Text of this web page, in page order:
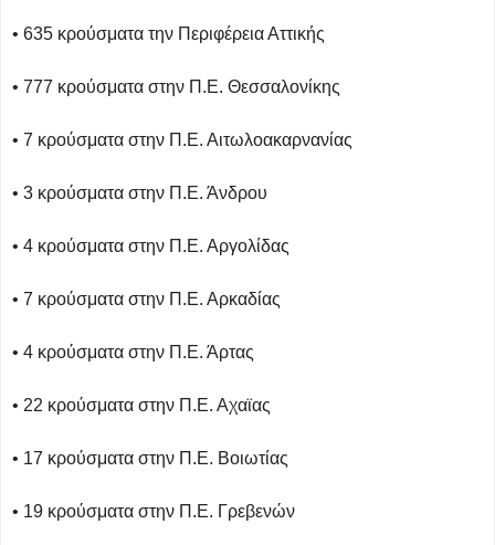
• 635 κρούσματα την Περιφέρεια Αττικής
• 777 κρούσματα στην Π.Ε. Θεσσαλονίκης
• 7 κρούσματα στην Π.Ε. Αιτωλοακαρνανίας
• 3 κρούσματα στην Π.Ε. Άνδρου
• 4 κρούσματα στην Π.Ε. Αργολίδας
• 7 κρούσματα στην Π.Ε. Αρκαδίας
• 4 κρούσματα στην Π.Ε. Άρτας
• 22 κρούσματα στην Π.Ε. Αχαϊας
• 17 κρούσματα στην Π.Ε. Βοιωτίας
• 19 κρούσματα στην Π.Ε. Γρεβενών